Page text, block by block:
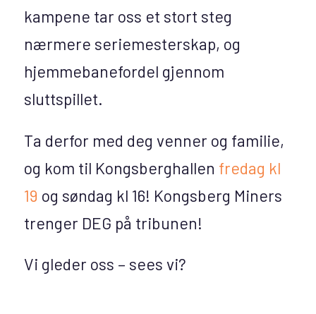
kampene tar oss et stort steg
nærmere seriemesterskap, og
hjemmebanefordel gjennom
sluttspillet.
Ta derfor med deg venner og familie,
og kom til Kongsberghallen fredag kl
19 og søndag kl 16! Kongsberg Miners
trenger DEG på tribunen!
Vi gleder oss – sees vi?